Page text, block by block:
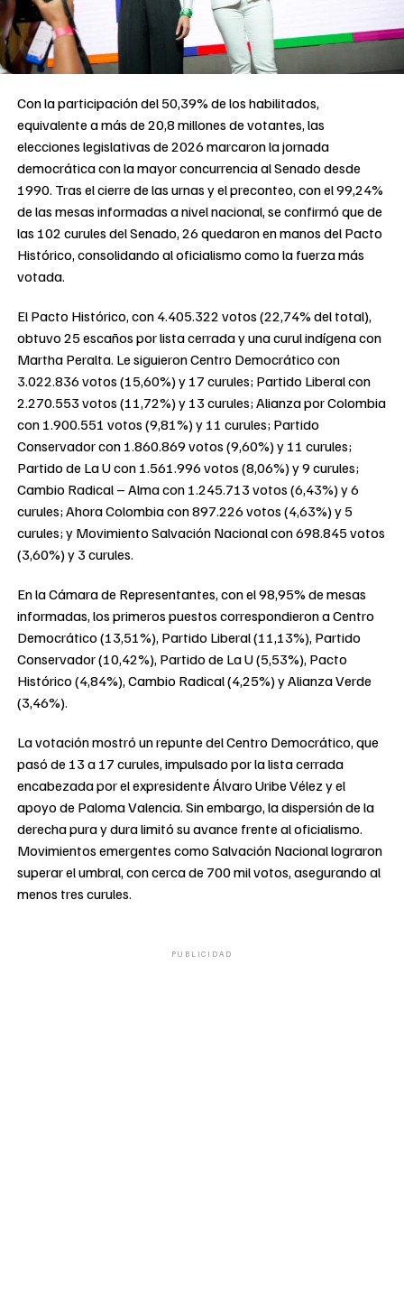
Con la participación del 50,39% de los habilitados,
equivalente a más de 20,8 millones de votantes, las
elecciones legislativas de 2026 marcaron la jornada
democrática con la mayor concurrencia al Senado desde
1990. Tras el cierre de las urnas y el preconteo, con el 99,24%
de las mesas informadas a nivel nacional, se confirmó que de
las 102 curules del Senado, 26 quedaron en manos del Pacto
Histórico, consolidando al oficialismo como la fuerza más
votada.
El Pacto Histórico, con 4.405.322 votos (22,74% del total),
obtuvo 25 escaños por lista cerrada y una curul indígena con
Martha Peralta. Le siguieron Centro Democrático con
3.022.836 votos (15,60%) y 17 curules; Partido Liberal con
2.270.553 votos (11,72%) y 13 curules; Alianza por Colombia
con 1.900.551 votos (9,81%) y 11 curules; Partido
Conservador con 1.860.869 votos (9,60%) y 11 curules;
Partido de La U con 1.561.996 votos (8,06%) y 9 curules;
Cambio Radical – Alma con 1.245.713 votos (6,43%) y 6
curules; Ahora Colombia con 897.226 votos (4,63%) y 5
curules; y Movimiento Salvación Nacional con 698.845 votos
(3,60%) y 3 curules.
En la Cámara de Representantes, con el 98,95% de mesas
informadas, los primeros puestos correspondieron a Centro
Democrático (13,51%), Partido Liberal (11,13%), Partido
Conservador (10,42%), Partido de La U (5,53%), Pacto
Histórico (4,84%), Cambio Radical (4,25%) y Alianza Verde
(3,46%).
La votación mostró un repunte del Centro Democrático, que
pasó de 13 a 17 curules, impulsado por la lista cerrada
encabezada por el expresidente Álvaro Uribe Vélez y el
apoyo de Paloma Valencia. Sin embargo, la dispersión de la
derecha pura y dura limitó su avance frente al oficialismo.
Movimientos emergentes como Salvación Nacional lograron
superar el umbral, con cerca de 700 mil votos, asegurando al
menos tres curules.
PUBLICIDAD